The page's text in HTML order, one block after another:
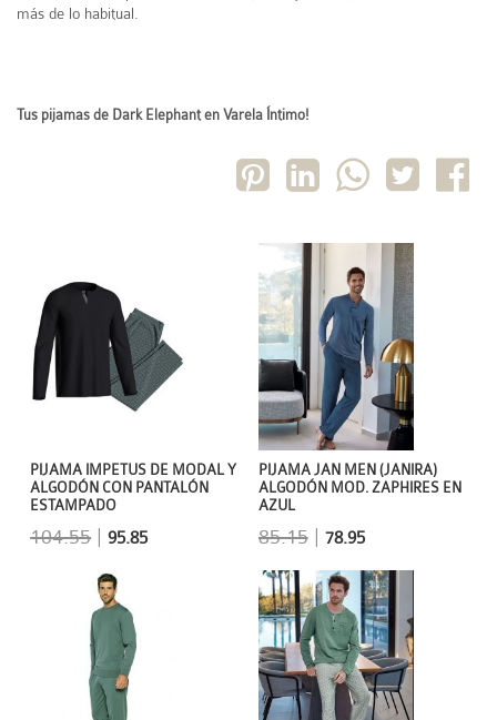
más de lo habitual.
Tus pijamas de Dark Elephant en Varela Íntimo!
PIJAMA JAN MEN (JANIRA)
ALGODÓN MOD. ZAPHIRES EN
AZUL
85.15| 78.95
PIJAMA IMPETUS DE MODAL Y
ALGODÓN CON PANTALÓN
ESTAMPADO
104.55 |95.85